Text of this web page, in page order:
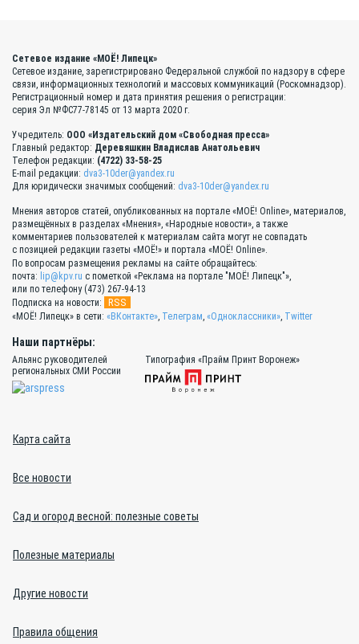
Сетевое издание «МОЁ! Липецк»
Сетевое издание, зарегистрировано Федеральной службой по надзору в сфере
связи, информационных технологий и массовых коммуникаций (Роскомнадзор).
Регистрационный номер и дата принятия решения о регистрации:
серия Эл №ФС77-78145 от 13 марта 2020 г.
Учредитель: ООО «Издательский дом «Свободная пресса»
Главный редактор: Деревяшкин Владислав Анатольевич
Телефон редакции: (4722) 33-58-25
E-mail редакции: dva3-10der@yandex.ru
Для юридически значимых сообщений: dva3-10der@yandex.ru
Мнения авторов статей, опубликованных на портале «МОЁ! Online», материалов,
размещённых в разделах «Мнения», «Народные новости», а также
комментариев пользователей к материалам сайта могут не совпадать
с позицией редакции газеты «МОЁ!» и портала «МОЁ! Online».
По вопросам размещения рекламы на сайте обращайтесь:
почта: lip@kpv.ru с пометкой «Реклама на портале "МОЁ! Липецк"»,
или по телефону (473) 267-94-13
Подписка на новости:
RSS
«МОЁ! Липецк» в сети: «ВКонтакте», Телеграм, «Одноклассники», Twitter
Наши партнёры:
Альянс руководителей
региональных СМИ России
Типография «Прайм Принт Воронеж»
Карта сайта
Все новости
Сад и огород весной: полезные советы
Полезные материалы
Другие новости
Правила общения